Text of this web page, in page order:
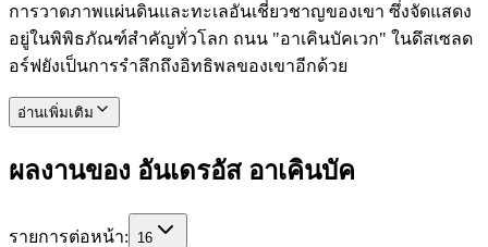
การวาดภาพแผ่นดินและทะเลอันเชี่ยวชาญของเขา ซึ่งจัดแสดง
อยู่ในพิพิธภัณฑ์สำคัญทั่วโลก ถนน "อาเคินบัคเวก" ในดึสเซลด
อร์ฟยังเป็นการรำลึกถึงอิทธิพลของเขาอีกด้วย
อ่านเพิ่มเติม
ผลงานของ อันเดรอัส อาเคินบัค
รายการต่อหน้า: 16